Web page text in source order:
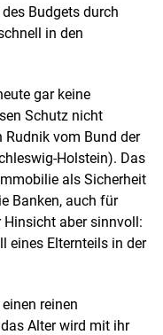
Budgets durch
in den
gar keine
Schutz nicht
Rudnik vom Bund der
Holstein). Das
als Sicherheit
Banken, auch für
Hinsicht aber sinnvoll:
eines Elternteils in der
reinen
Alter wird mit ihr